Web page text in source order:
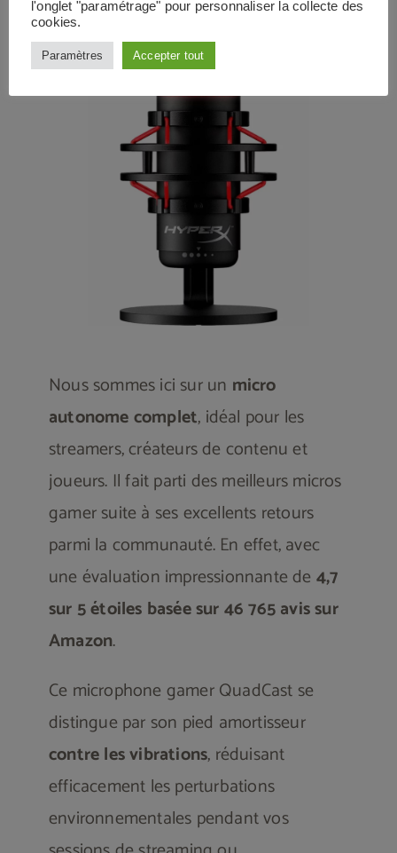
Nous sommes ici sur un micro
autonome complet, idéal pour les
streamers, créateurs de contenu et
joueurs. Il fait parti des meilleurs micros
gamer suite à ses excellents retours
parmi la communauté. En effet, avec
une évaluation impressionnante de 4,7
sur 5 étoiles basée sur 46 765 avis sur
Amazon.
Ce microphone gamer QuadCast se
distingue par son pied amortisseur
contre les vibrations, réduisant
efficacement les perturbations
environnementales pendant vos
l'onglet "paramétrage" pour personnaliser la collecte des
cookies.
Paramètres Accepter tout